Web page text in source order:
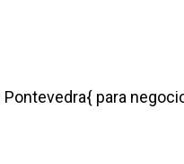
Pontevedra{ para